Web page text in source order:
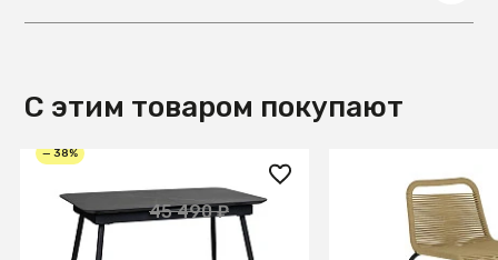
С этим товаром покупают
— 38%
28 350 ₽
45 490 ₽
Стол Месси раздвиж. 140-
29 990 ₽
Полубарный